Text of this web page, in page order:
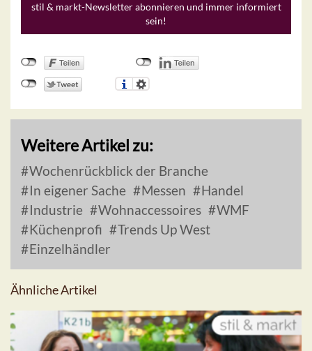
stil & markt-Newsletter abonnieren und immer informiert
sein!
Weitere Artikel zu:
Wochenrückblick der Branche
In eigener Sache
Messen
Handel
Industrie
Wohnaccessoires
WMF
Küchenprofi
Trends Up West
Einzelhändler
Ähnliche Artikel